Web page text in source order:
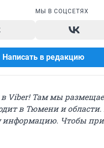
МЫ В СОЦСЕТЯХ
Написать в редакцию
в Viber! Там мы
в Тюмени и
информацию. Чтобы